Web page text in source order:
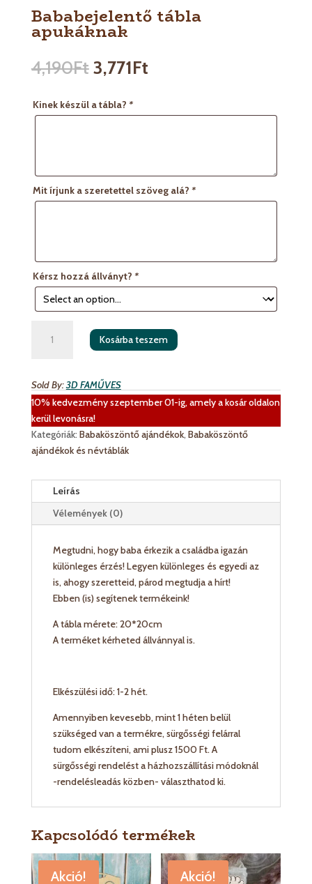
Bababejelentő tábla
apukáknak
4,190Ft3,771Ft
Kinek készül a tábla? *
Mit írjunk a szeretettel szöveg alá? *
Kérsz hozzá állványt? *
Bababejelentő
Kosárba teszem
Sold By:3D FAMŰVES
10% kedvezmény szeptember 01-ig, amely a kosár oldalon
kerül levonásra!
Kategóriák:Babaköszöntő ajándékok,Babaköszöntő
ajándékok és névtáblák
Leírás
Vélemények (0)
Megtudni, hogy baba érkezik a családba igazán
különleges érzés! Legyen különleges és egyedi az
is, ahogy szeretteid, párod megtudja a hírt!
Ebben (is) segítenek termékeink!
A tábla mérete: 20*20cm
A terméket kérheted állvánnyal is.
Elkészülési idő: 1-2 hét.
Amennyiben kevesebb, mint 1 héten belül
szükséged van a termékre, sürgősségi felárral
tudom elkészíteni, ami plusz 1500 Ft. A
sürgősségi rendelést a házhozszállítási módoknál
-rendelésleadás közben- választhatod ki.
Kapcsolódó termékek
Akció! Akció!